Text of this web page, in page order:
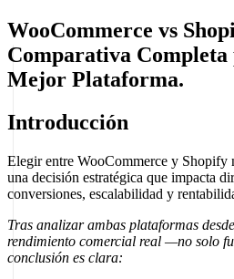
WooCommerce vs
Comparativa
Mejor Plataforma.
Introducción
Elegir entre WooCommerce y Shopify
una decisión estratégica que impacta
conversiones, escalabilidad y
Tras analizar ambas plataformas
rendimiento comercial real —no solo
conclusión es clara: